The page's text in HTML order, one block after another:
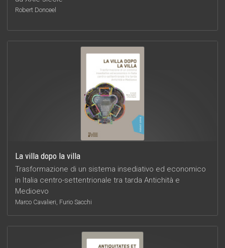
Robert Donceel
La villa dopo la villa
Trasformazione di un sistema insediativo ed economico
in Italia centro-settentrionale tra tarda Antichità e
Medioevo
Marco Cavalieri, Furio Sacchi